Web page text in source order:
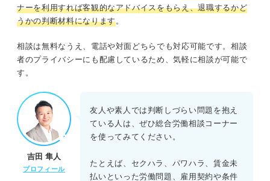
ナーを利用すれば客観的なアドバイスをもらえ、退職するかど
うかの判断材料になります。
相談は無料なうえ、電話や対面どちらでも対応可能です。相談
者のプライバシーにも配慮しているため、気軽に相談が可能で
す。
吉田 隼人
プロフィール
友人や素人では判断しづらい問題を抱え
ている人は、ぜひ総合労働相談コーナー
を使ってみてください。
たとえば、セクハラ、パワハラ、賃金未
払いといった労働問題、雇用契約や条件